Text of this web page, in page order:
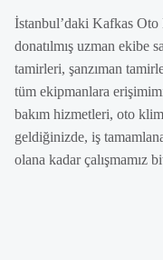
İstanbul’daki Kafkas
donatılmış uzman ekibe
tamirleri, şanzıman
tüm ekipmanlara
bakım hizmetleri, oto
geldiğinizde, iş
olana kadar çalışmamız